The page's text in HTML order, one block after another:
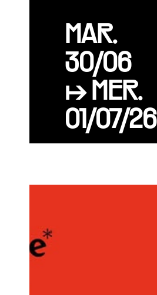
MAR.
30/06
↦ MER.
01/07/26